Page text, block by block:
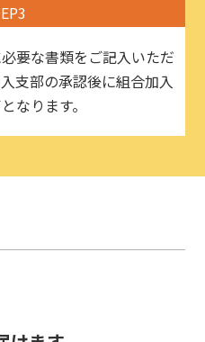
要な書類をご記入いただ
支部の承認後に組合加入
なります。